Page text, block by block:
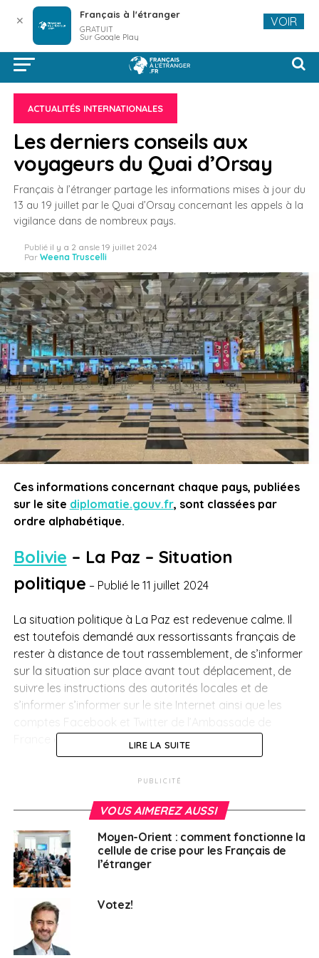
ACTUALITÉS INTERNATIONALES
Les derniers conseils aux
voyageurs du Quai d’Orsay
Français à l’étranger partage les informations mises à jour du
13 au 19 juillet par le Quai d’Orsay concernant les appels à la
vigilance dans de nombreux pays.
Publié il y a 2 ansle 19 juillet 2024
Par Weena Truscelli
Ces informations concernant chaque pays, publiées
sur le site diplomatie.gouv.fr, sont classées par
ordre alphabétique.
Bolivie – La Paz – Situation
politique – Publié le 11 juillet 2024
La situation politique à La Paz est redevenue calme. Il
est toutefois demandé aux ressortissants français de
rester à distance de tout rassemblement, de s’informer
sur la situation sur place avant tout déplacement, de
suivre les instructions des autorités locales et de
s’informer s’informer sur le site Internet ainsi que les
France en Bolivie.
–Risques de
typhons et de fortes intempérie
Publié le 11 juillet 2024
La Corée du Sud connaît un risque de typhons de juillet
à fin septembre. La partie sud du pays est la plus
exposée, la capitale ne subissant en général que de
fortes précipitations et des bourrasques.
Le pays est très montagneux, le premier risque étant lié
aux intempéries qui causent crues subites, glissements
LIRE LA SUITE
PUBLICITÉ
VOUS AIMEREZ AUSSI
Moyen-Orient : comment fonctionne la
cellule de crise pour les Français de
l’étranger
Votez!
✕ Français à l'étranger
GRATUIT
Sur Google Play
VOIR